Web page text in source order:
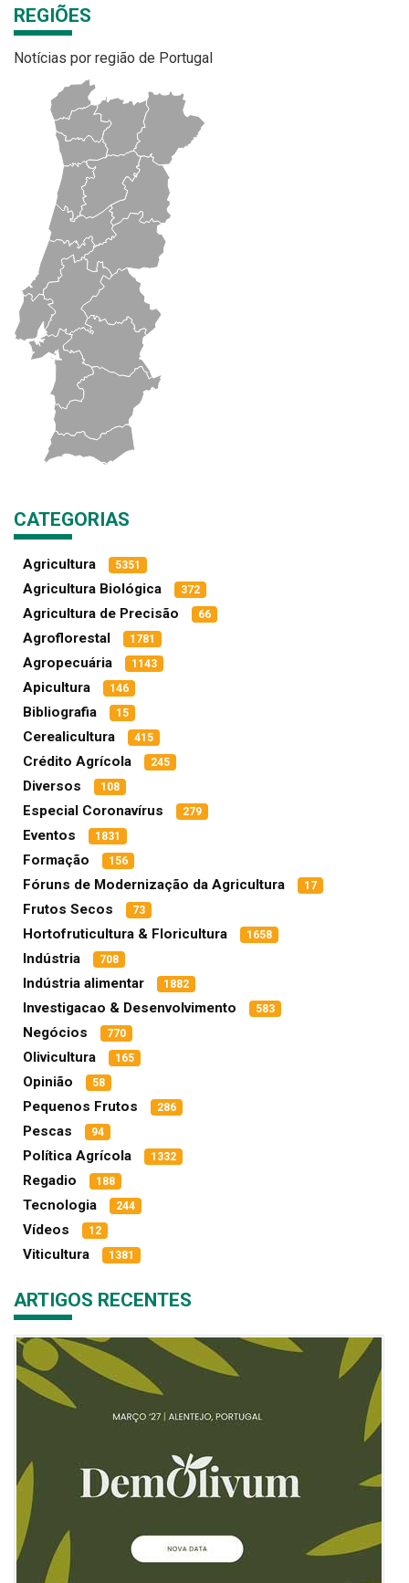
REGIÕES
Notícias por região de Portugal
CATEGORIAS
Agricultura 5351
Agricultura Biológica 372
Agricultura de Precisão 66
Agroflorestal 1781
Agropecuária 1143
Apicultura 146
Bibliografia 15
Cerealicultura 415
Crédito Agrícola 245
Diversos 108
Especial Coronavírus 279
Eventos 1831
Formação 156
Fóruns de Modernização da Agricultura 17
Frutos Secos 73
Hortofruticultura & Floricultura 1658
Indústria 708
Indústria alimentar 1882
Investigacao & Desenvolvimento 583
Negócios 770
Olivicultura 165
Opinião 58
Pequenos Frutos 286
Pescas 94
Política Agrícola 1332
Regadio 188
Tecnologia 244
Vídeos 12
Viticultura 1381
ARTIGOS RECENTES